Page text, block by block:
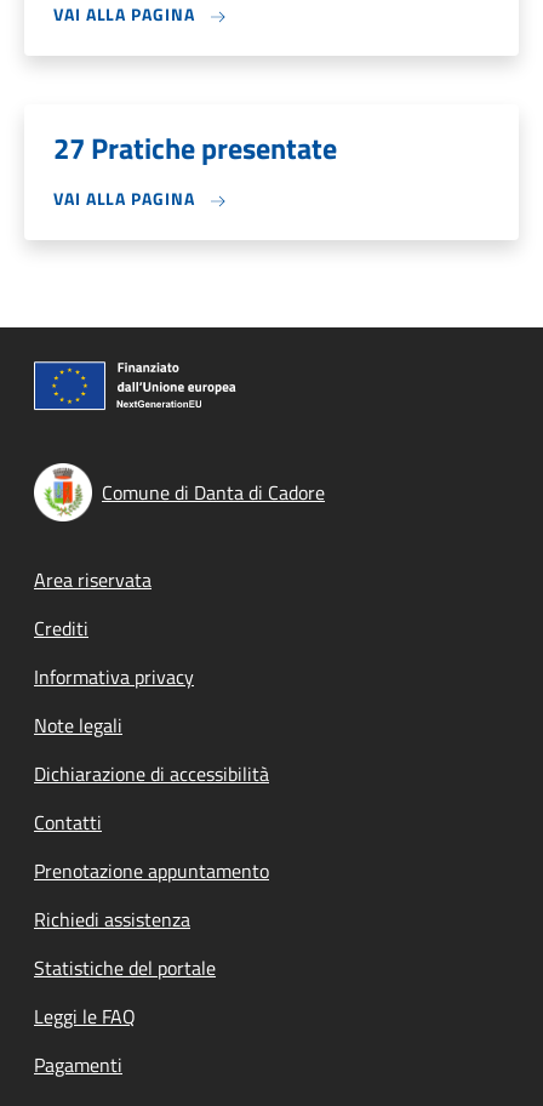
VAI ALLA PAGINA
27 Pratiche presentate
VAI ALLA PAGINA
Comune di Danta di Cadore
Footer menu
Area riservata
Crediti
Informativa privacy
Note legali
Dichiarazione di accessibilità
Contatti
Prenotazione appuntamento
Richiedi assistenza
Statistiche del portale
Leggi le FAQ
Pagamenti